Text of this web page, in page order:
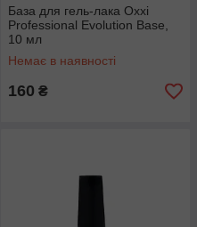
База для гель-лака Oxxi
Professional Evolution Base,
10 мл
Немає в наявності
160 ₴